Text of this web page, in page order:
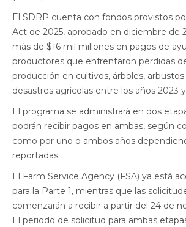
El SDRP cuenta con fondos provistos
Act de 2025, aprobado en diciembre de
más de $16 mil millones en pagos de
productores que enfrentaron pérdidas
producción en cultivos, árboles,
desastres agrícolas entre los años 2023
El programa se administrará en dos
podrán recibir pagos en ambas, según
como por uno o ambos años
reportadas.
El Farm Service Agency (FSA) ya está
para la Parte 1, mientras que las
comenzarán a recibir a partir del 24 de
El periodo de solicitud para ambas